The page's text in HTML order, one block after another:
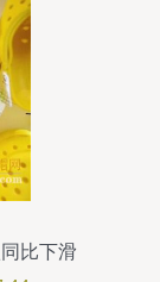
比下滑